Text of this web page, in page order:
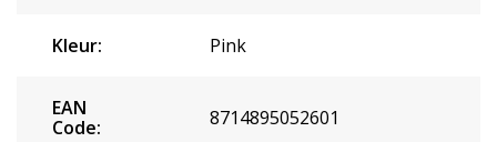
Kleur: Pink
EAN
Code:
8714895052601